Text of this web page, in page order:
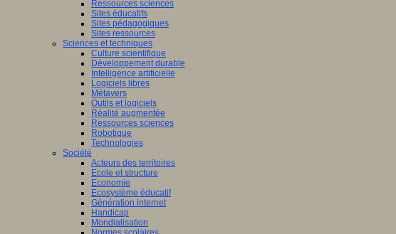
Ressources sciences
Sites éducatifs
Sites pédagogiques
Sites ressources
Sciences et techniques
Culture scientifique
Développement durable
Intelligence artificielle
Logiciels libres
Métavers
Outils et logiciels
Réalité augmentée
Ressources sciences
Robotique
Technologies
Société
Acteurs des territoires
Ecole et structure
Economie
Ecosystème éducatif
Génération internet
Handicap
Mondialisation